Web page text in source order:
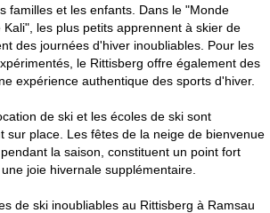
familles et les enfants. Dans le "Monde
les plus petits apprennent à skier de
des journées d'hiver inoubliables. Pour les
le Rittisberg offre également des
expérience authentique des sports d'hiver.
de ski et les écoles de ski sont
sur place. Les fêtes de la neige de bienvenue
la saison, constituent un point fort
joie hivernale supplémentaire.
de ski inoubliables au Rittisberg à Ramsau